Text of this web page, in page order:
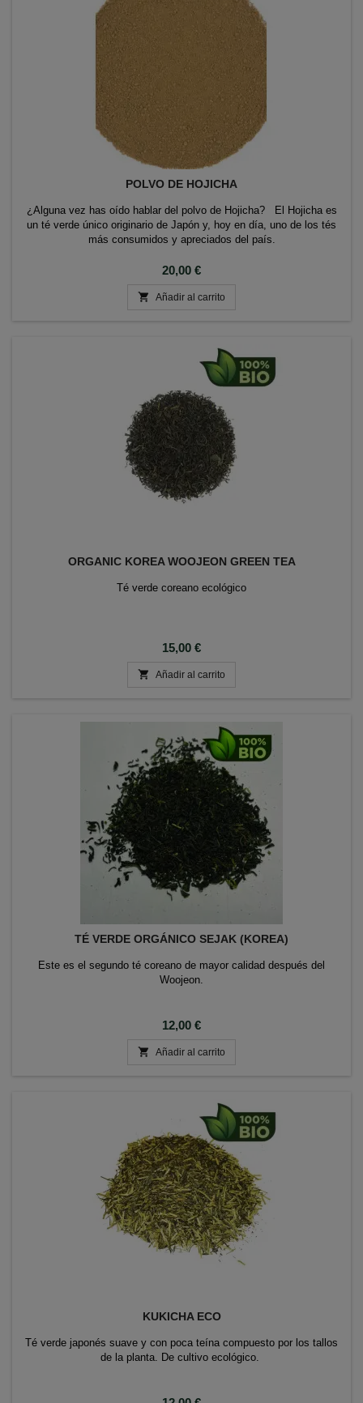
POLVO DE HOJICHA
¿Alguna vez has oído hablar del polvo de Hojicha? El Hojicha es
un té verde único originario de Japón y, hoy en día, uno de los tés
más consumidos y apreciados del país.
Precio
20,00 €
 Añadir al carrito
ORGANIC KOREA WOOJEON GREEN TEA
Té verde coreano ecológico
Precio
15,00 €
 Añadir al carrito
TÉ VERDE ORGÁNICO SEJAK (KOREA)
Este es el segundo té coreano de mayor calidad después del
Woojeon.
Precio
12,00 €
 Añadir al carrito
KUKICHA ECO
Té verde japonés suave y con poca teína compuesto por los tallos
de la planta. De cultivo ecológico.